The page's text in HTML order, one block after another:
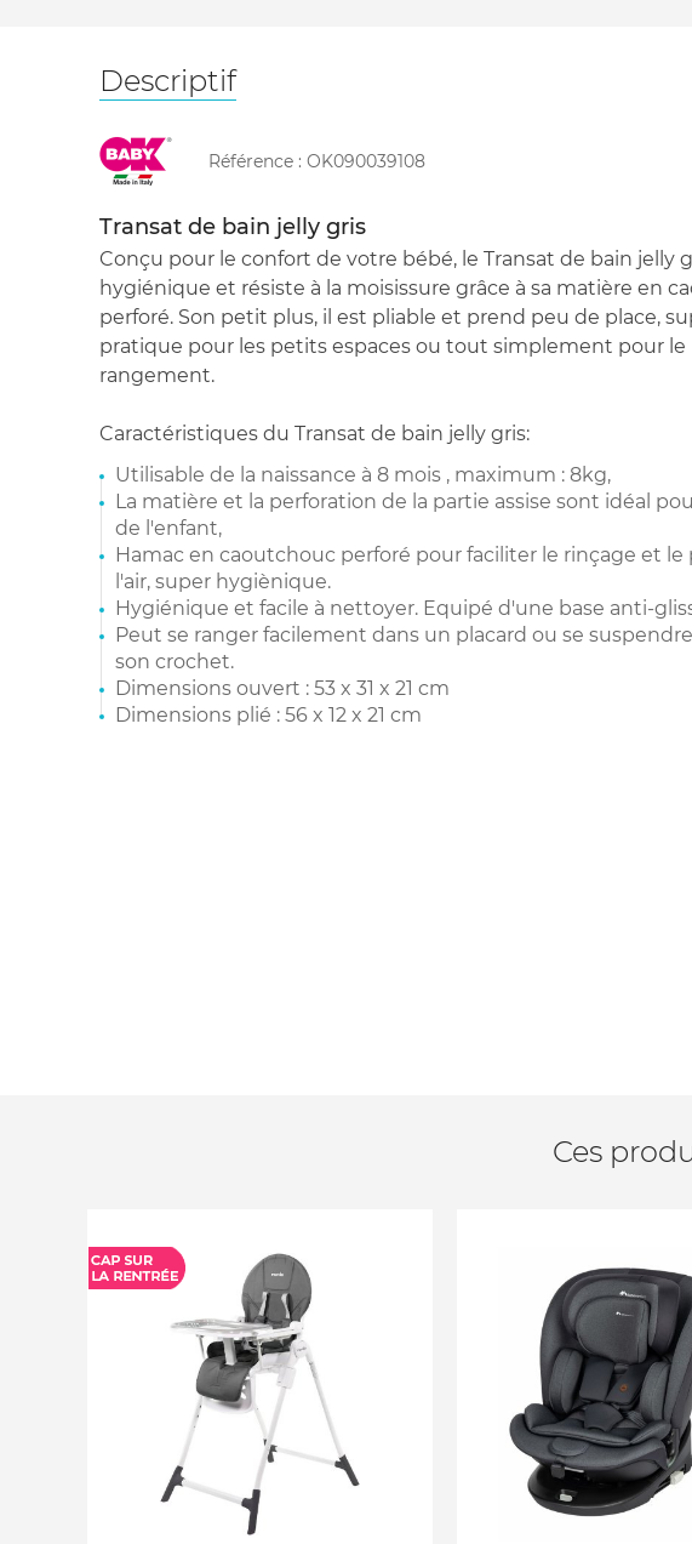
Descriptif
Référence : OK090039108
Transat de bain jelly gris
Conçu pour le confort de votre bébé, le Transat de bain jelly
hygiénique et résiste à la moisissure grâce à sa matière en
perforé. Son petit plus, il est pliable et prend peu de place,
pratique pour les petits espaces ou tout simplement pour le
rangement.
Caractéristiques du Transat de bain jelly gris:
Utilisable de la naissance à 8 mois , maximum : 8kg,
La matière et la perforation de la partie assise sont idéal
de l'enfant,
Hamac en caoutchouc perforé pour faciliter le rinçage et le
l'air, super hygiènique.
Hygiénique et facile à nettoyer. Equipé d'une base anti-
Peut se ranger facilement dans un placard ou se
son crochet.
Dimensions ouvert : 53 x 31 x 21 cm
Dimensions plié : 56 x 12 x 21 cm
Ces